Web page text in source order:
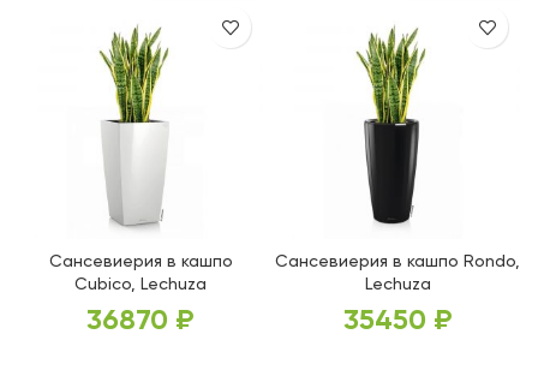
Сансевиерия в кашпо
Cubico, Lechuza
36870 ₽
Сансевиерия в кашпо Rondo,
Lechuza
35450 ₽